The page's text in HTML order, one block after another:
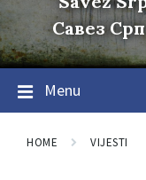
Савез
Menu
HOME VIJESTI